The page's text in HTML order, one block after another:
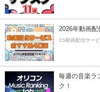
2026年動画配
CS動画配信サー
毎週の音楽ラ
ク！